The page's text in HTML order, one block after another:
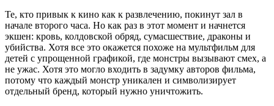
Те, кто привык к кино как к развлечению, покинут зал в
начале второго часа. Но как раз в этот момент и начнется
экшен: кровь, колдовской обряд, сумасшествие, драконы и
убийства. Хотя все это окажется похоже на мультфильм для
детей с упрощенной графикой, где монстры вызывают смех, а
не ужас. Хотя это могло входить в задумку авторов фильма,
потому что каждый монстр уникален и символизирует
отдельный бренд, который нужно уничтожить.